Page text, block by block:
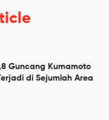
Guncang Kumamoto
di Sejumlah Area